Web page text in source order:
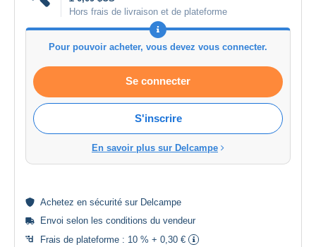
Hors frais de livraison et de plateforme
Pour pouvoir acheter, vous devez vous connecter.
Se connecter
S'inscrire
En savoir plus sur Delcampe
Achetez en sécurité sur Delcampe
Envoi selon les conditions du vendeur
Frais de plateforme : 10 % + 0,30 €